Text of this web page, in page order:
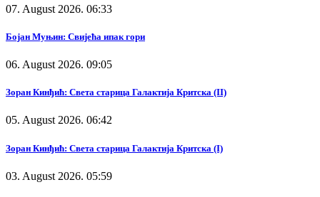
07. August 2026. 06:33
Бојан Муњин: Свијећа ипак гори
06. August 2026. 09:05
Зоран Кинђић: Света старица Галактија Критска (II)
05. August 2026. 06:42
Зоран Кинђић: Света старица Галактија Критска (I)
03. August 2026. 05:59